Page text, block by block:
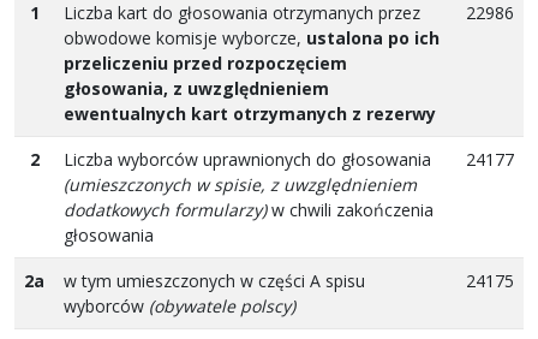
1
Liczba kart do głosowania otrzymanych przez
obwodowe komisje wyborcze, ustalona po ich
przeliczeniu przed rozpoczęciem
głosowania, z uwzględnieniem
ewentualnych kart otrzymanych z rezerwy
22986
2
Liczba wyborców uprawnionych do głosowania
(umieszczonych w spisie, z uwzględnieniem
dodatkowych formularzy)w chwili zakończenia
głosowania
24177
2a
w tym umieszczonych w części A spisu
wyborców (obywatele polscy)
24175